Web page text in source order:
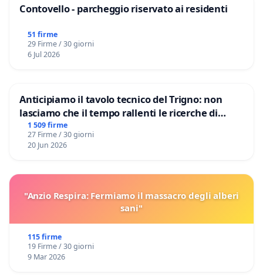
Contovello - parcheggio riservato ai residenti
51 firme
29 Firme / 30 giorni
6 Jul 2026
Anticipiamo il tavolo tecnico del Trigno: non
lasciamo che il tempo rallenti le ricerche di
Domenico Racanati
1 509 firme
27 Firme / 30 giorni
20 Jun 2026
"Anzio Respira: Fermiamo il massacro degli alberi
sani"
115 firme
19 Firme / 30 giorni
9 Mar 2026